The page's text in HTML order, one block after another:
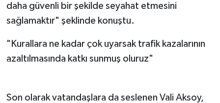
daha güvenli bir şekilde seyahat etmesini
sağlamaktır" şeklinde konuştu.
"Kurallara ne kadar çok uyarsak trafik kazalarının
azaltılmasında katkı sunmuş oluruz"
Son olarak vatandaşlara da seslenen Vali Aksoy,